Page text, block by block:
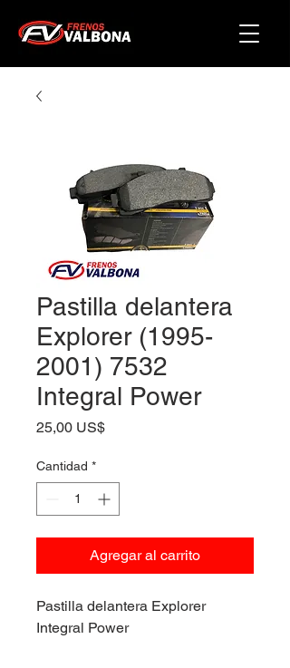
Pastilla delantera
Explorer (1995-
2001) 7532
Integral Power
25,00 US$Precio
Cantidad *
Agregar al carrito
Pastilla delantera Explorer
Integral Power